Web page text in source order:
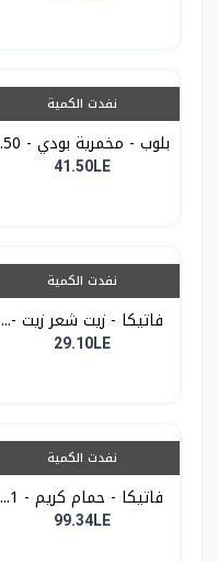
نفدت الكمية
بلوب - مخمرية بودي - 50...
41.50LE
نفدت الكمية
فاتيكا - زيت شعر زيت -...
29.10LE
نفدت الكمية
فاتيكا - حمام كريم - 1...
99.34LE